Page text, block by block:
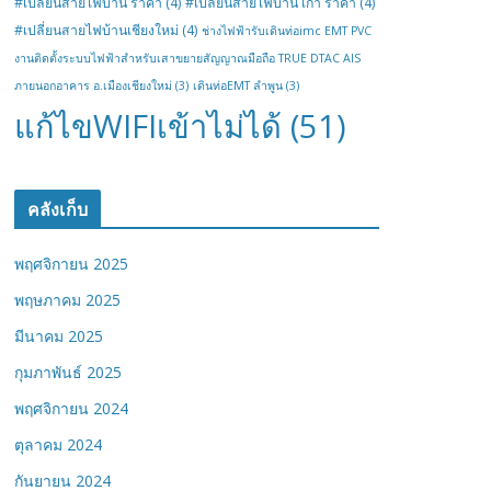
#เปลี่ยนสายไฟบ้านเชียงใหม่ (4) ช่างไฟฟ้ารับเดินท่อimc EMT PVC
งานติดตั้งระบบไฟฟ้าสำหรับเสาขยายสัญญาณมือถือ TRUE DTAC AIS
ภายนอกอาคาร อ.เมืองเชียงใหม่ (3) เดินท่อEMT ลำพูน (3)
แก้ไขWIFIเข้าไม่ได้ (51)
คลังเก็บ
พฤศจิกายน 2025
พฤษภาคม 2025
มีนาคม 2025
กุมภาพันธ์ 2025
พฤศจิกายน 2024
ตุลาคม 2024
กันยายน 2024